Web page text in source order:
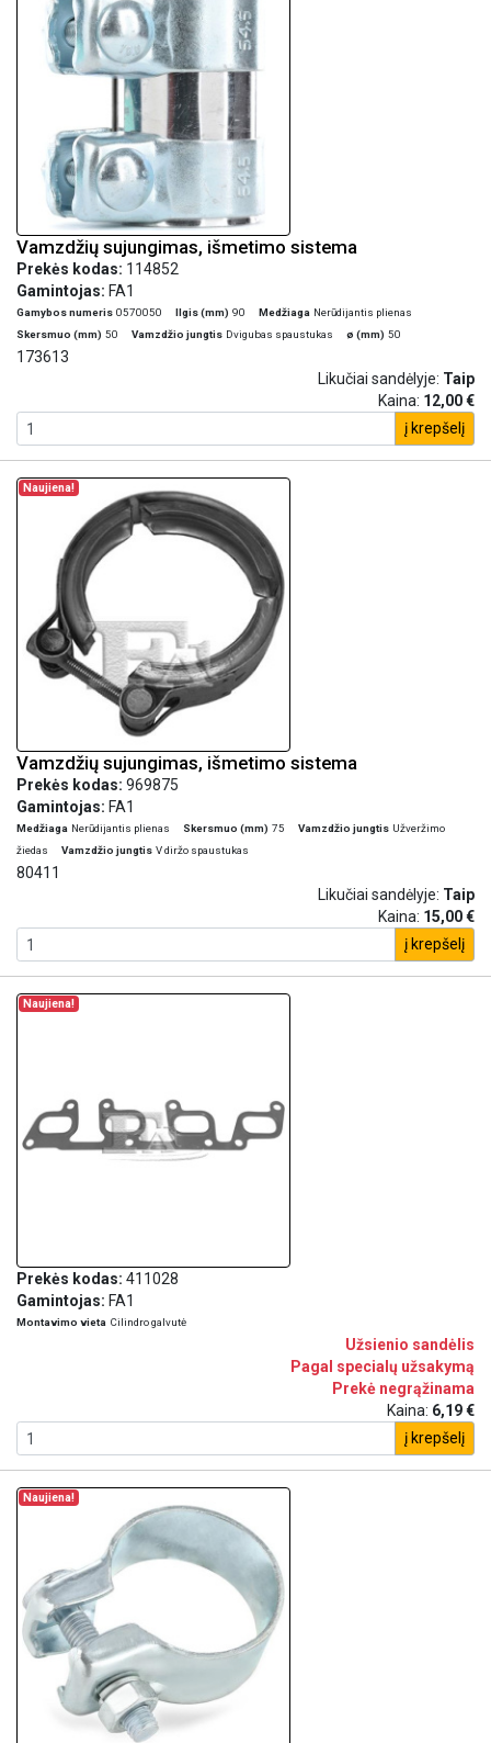
Vamzdžių sujungimas, išmetimo sistema
Prekės kodas: 114852
Gamintojas: FA1
Gamybos numeris 0570050 Ilgis (mm) 90 Medžiaga Nerūdijantis plienas
Skersmuo (mm) 50 Vamzdžio jungtis Dvigubas spaustukas ø (mm) 50
173613
Likučiai sandėlyje: Taip
Kaina: 12,00 €
į krepšelį
Naujiena!
Vamzdžių sujungimas, išmetimo sistema
Prekės kodas: 969875
Gamintojas: FA1
Medžiaga Nerūdijantis plienas Skersmuo (mm) 75 Vamzdžio jungtis Užveržimo
žiedas
Vamzdžio jungtis V diržo spaustukas
80411
Likučiai sandėlyje: Taip
Kaina: 15,00 €
į krepšelį
Naujiena!
Prekės kodas: 411028
Gamintojas: FA1
Montavimo vieta Cilindro galvutė
Užsienio sandėlis
Pagal specialų užsakymą
Prekė negrąžinama
Kaina: 6,19 €
į krepšelį
Naujiena!